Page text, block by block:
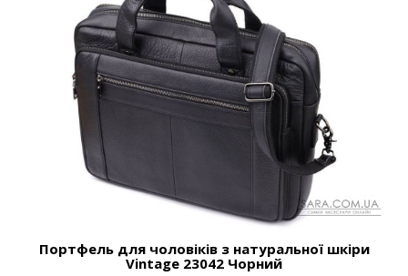
Портфель для чоловіків з натуральної шкіри
Vintage 23042 Чорний